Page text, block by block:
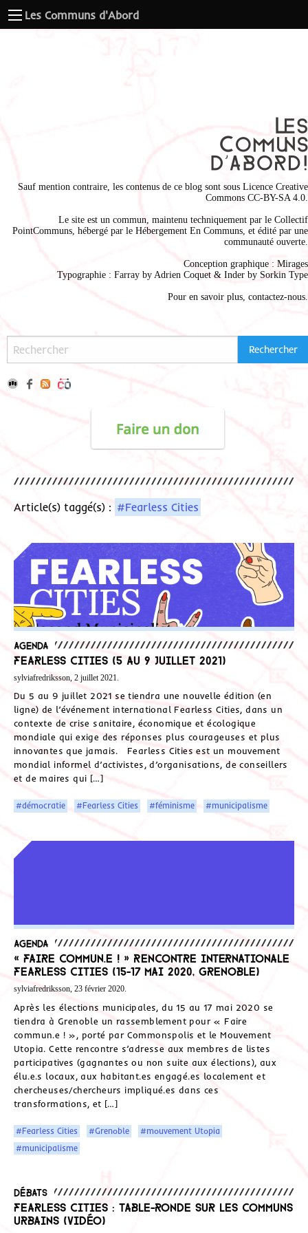
Les Communs d'Abord
Sauf mention contraire, les contenus de ce blog sont sous Licence Creative
Commons CC-BY-SA 4.0
Le site est un commun, maintenu techniquement par le Collectif
PointCommuns , hébergé par le Hébergement En Communs , et édité par une
communauté ouverte.
Conception graphique : Mirages
Typographie : Farray by Adrien Coquet & Inder by Sorkin Type
Pour en savoir plus, contactez-nous
Article(s) taggé(s) : #Fearless Cities
Agenda
Fearless Cities (5 au 9 juillet 2021)
sylviafredriksson, 2 juillet 2021.
Du 5 au 9 juillet 2021 se tiendra une nouvelle édition (en
ligne) de l’événement international Fearless Cities, dans un
contexte de crise sanitaire, économique et écologique
mondiale qui exige des réponses plus courageuses et plus
innovantes que jamais. Fearless Cities est un mouvement
mondial informel d’activistes, d’organisations, de conseillers
et de maires qui […]
#démocratie #Fearless Cities #féminisme #municipalisme
Agenda
« Faire commun.e ! » Rencontre internationale
Fearless Cities (15-17 mai 2020, Grenoble)
sylviafredriksson, 23 février 2020.
Après les élections municipales, du 15 au 17 mai 2020 se
tiendra à Grenoble un rassemblement pour « Faire
commun.e ! », porté par Commonspolis et le Mouvement
Utopia. Cette rencontre s’adresse aux membres de listes
participatives (gagnantes ou non suite aux élections), aux
élu.e.s locaux, aux habitant.es engagé.es localement et
chercheuses/chercheurs impliqué.es dans ces
transformations, et […]
#Fearless Cities #Grenoble
#mouvement Utopia
#municipalisme
Débats
Fearless Cities : Table-ronde sur les Communs
urbains (Vidéo)